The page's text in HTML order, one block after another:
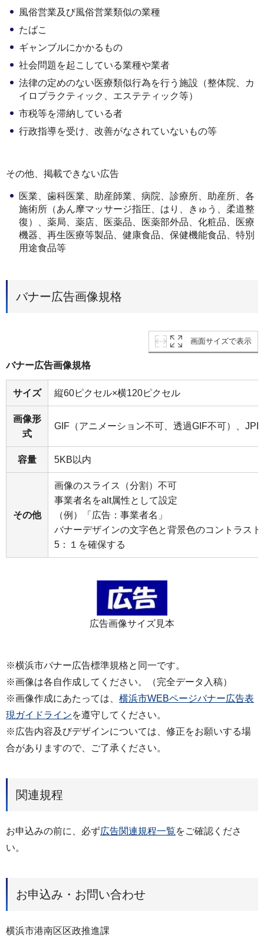
風俗営業及び風俗営業類似の業種
たばこ
ギャンブルにかかるもの
社会問題を起こしている業種や業者
法律の定めのない医療類似行為を行う施設（整体院、カ
イロプラクティック、エステティック等）
市税等を滞納している者
行政指導を受け、改善がなされていないもの等
その他、掲載できない広告
医業、歯科医業、助産師業、病院、診療所、助産所、各
施術所（あん摩マッサージ指圧、はり、きゅう、柔道整
復）、薬局、薬店、医薬品、医薬部外品、化粧品、医療
機器、再生医療等製品、健康食品、保健機能食品、特別
用途食品等
バナー広告画像規格
画面サイズで表示
バナー広告画像規格
サイズ 縦60ピクセル×横120ピクセル
画像形
式
GIF（アニメーション不可、透過GIF不可）、
容量 5KB以内
その他
画像のスライス（分割）不可
事業者名をalt属性として設定
（例）「広告：事業者名」
バナーデザインの文字色と背景色のコントラス
5：１を確保する
広告画像サイズ見本
※横浜市バナー広告標準規格と同一です。
※画像は各自作成してください。（完全データ入稿）
※画像作成にあたっては、 横浜市WEBページバナー広告表
現ガイドラインを遵守してください。
※広告内容及びデザインについては、修正をお願いする場
合がありますので、ご了承ください。
関連規程
お申込みの前に、必ず広告関連規程一覧をご確認くださ
い。
お申込み・お問い合わせ
横浜市港南区区政推進課